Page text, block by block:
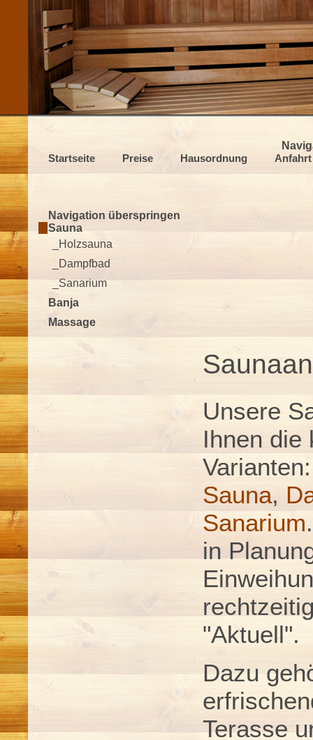
Startseite
Preise Hausordnung Anfahrt
Navigation überspringen
Sauna
_Holzsauna
_Dampfbad
_Sanarium
Banja
Massage
Unsere
Ihnen die
Sauna,
Sanarium
in
"Aktuell".
Dazu
Terasse